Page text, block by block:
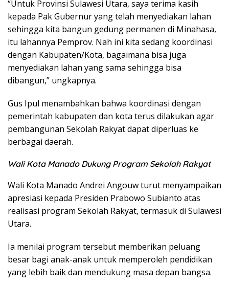
“Untuk Provinsi Sulawesi Utara, saya terima kasih
kepada Pak Gubernur yang telah menyediakan lahan
sehingga kita bangun gedung permanen di Minahasa,
itu lahannya Pemprov. Nah ini kita sedang koordinasi
dengan Kabupaten/Kota, bagaimana bisa juga
menyediakan lahan yang sama sehingga bisa
dibangun,” ungkapnya.
Gus Ipul menambahkan bahwa koordinasi dengan
pemerintah kabupaten dan kota terus dilakukan agar
pembangunan Sekolah Rakyat dapat diperluas ke
berbagai daerah.
Wali Kota Manado Dukung Program Sekolah Rakyat
Wali Kota Manado Andrei Angouw turut menyampaikan
apresiasi kepada Presiden Prabowo Subianto atas
realisasi program Sekolah Rakyat, termasuk di Sulawesi
Utara.
Ia menilai program tersebut memberikan peluang
besar bagi anak-anak untuk memperoleh pendidikan
yang lebih baik dan mendukung masa depan bangsa.